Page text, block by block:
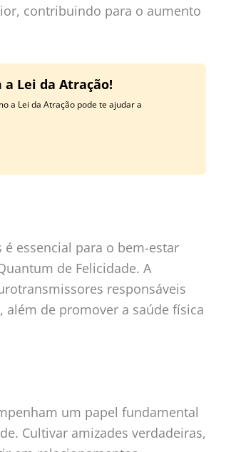
contribuindo para o aumento
Lei da Atração!
a Lei da Atração pode te ajudar a
essencial para o bem-estar
de Felicidade. A
responsáveis
além de promover a saúde física
um papel fundamental
Cultivar amizades verdadeiras,